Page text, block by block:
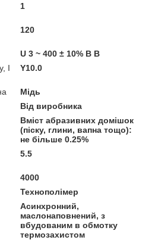
1
120
U 3 ~ 400 ± 10% В В
I
Y10.0
Мідь
Від виробника
Вміст абразивних домішок
(піску, глини, вапна тощо):
не більше 0.25%
5.5
4000
Технополімер
Асинхронний,
маслонаповнений, з
вбудованим в обмотку
термозахистом